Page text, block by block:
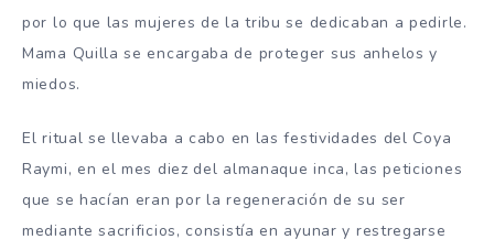
por lo que las mujeres de la tribu se dedicaban a pedirle.
Mama Quilla se encargaba de proteger sus anhelos y
miedos.
El ritual se llevaba a cabo en las festividades del Coya
Raymi, en el mes diez del almanaque inca, las peticiones
que se hacían eran por la regeneración de su ser
mediante sacrificios, consistía en ayunar y restregarse